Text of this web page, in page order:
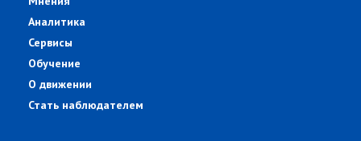
Аналитика
Сервисы
Обучение
О движении
Стать наблюдателем